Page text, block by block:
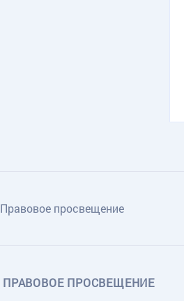
Правовое просвещение
ПРАВОВОЕ ПРОСВЕЩЕНИЕ